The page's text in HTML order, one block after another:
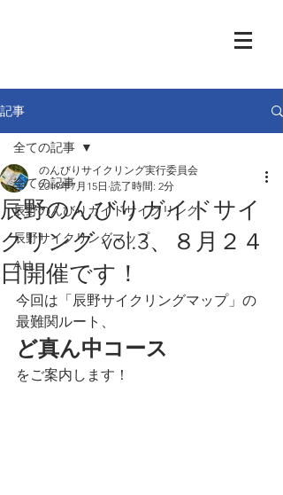
記事
全ての記事
辰野のんびりガイドサイクリング
辰野サイクリングマップ
ALL
全ての記事
辰野のんびりガイドサイ
クリング vol.3、８月２４
日開催です！
のんびりサイクリング実行委員会
2019年7月15日 読了時間: 2分
今回は「辰野サイクリングマップ」の
最難関ルート、
ど真ん中コース
をご案内します！